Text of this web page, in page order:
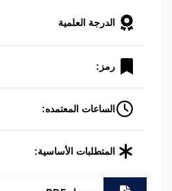
الدرجة العلمية
رمز:
الساعات المعتمده:
المتطلبات الأساسية: